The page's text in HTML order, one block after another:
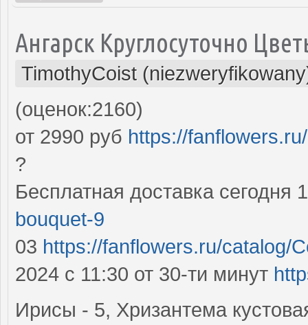
Ангарск Круглосуточно
TimothyCoist
(оценок:2160)
от 2990 руб https://
?
Бесплатная доставка сегодня
bouquet-9
03 https://fanflowers.ru/catalog/
2024 с 11:30 от 30-ти минут
Ирисы - 5, Хризантема